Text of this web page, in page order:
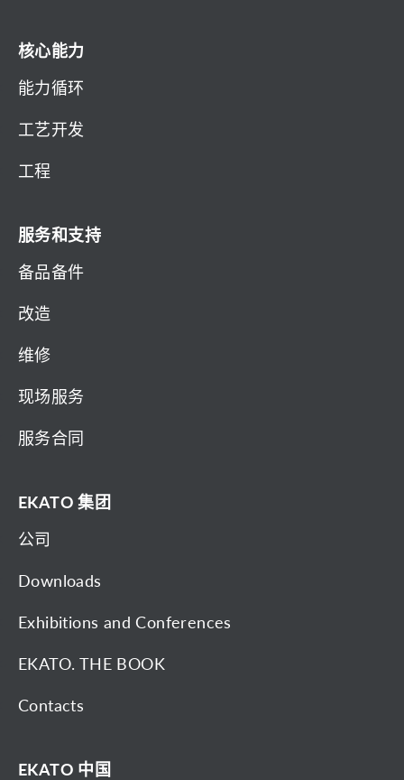
核心能力
能力循环
工艺开发
工程
服务和支持
备品备件
改造
维修
现场服务
服务合同
EKATO 集团
公司
Downloads
Exhibitions and Conferences
EKATO. THE BOOK
Contacts
EKATO 中国